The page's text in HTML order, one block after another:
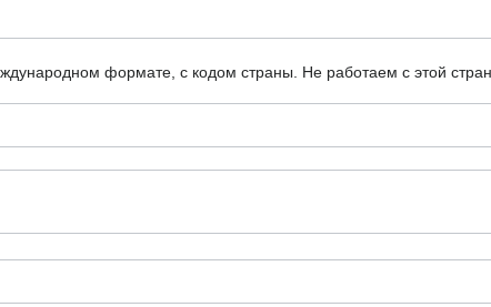
формате, с кодом страны. Не работаем с этой